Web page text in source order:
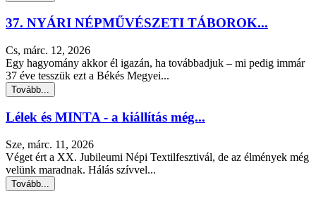
37. NYÁRI NÉPMŰVÉSZETI TÁBOROK...
Cs, márc. 12, 2026
Egy hagyomány akkor él igazán, ha továbbadjuk – mi pedig immár
37 éve tesszük ezt a Békés Megyei...
Tovább...
Lélek és MINTA - a kiállítás még...
Sze, márc. 11, 2026
Véget ért a XX. Jubileumi Népi Textilfesztivál, de az élmények még
velünk maradnak. Hálás szívvel...
Tovább...